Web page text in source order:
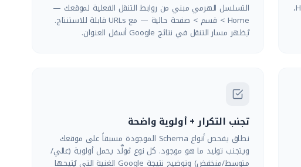
العلامة التجارية المُستخرجة من عنوان الصفحة، URL كـ HTTPS،
التسلسل الهرمي مبني من روابط التنقل الفعلية لموقعك —
Home > قسم > صفحة حالية — مع URLs قابلة للاستنتاج.
يُظهر مسار التنقل في نتائج Google أسفل العنوان.
تجنب التكرار + أولوية واضحة
نطاق يفحص أنواع Schema الموجودة مسبقاً على موقعك
ويتجنب توليد ما هو موجود. كل نوع مُولَّد يحمل أولوية (عالي/
متوسط/منخفض) وتوضيح نتيجة Google الغنية التي يُتيحها